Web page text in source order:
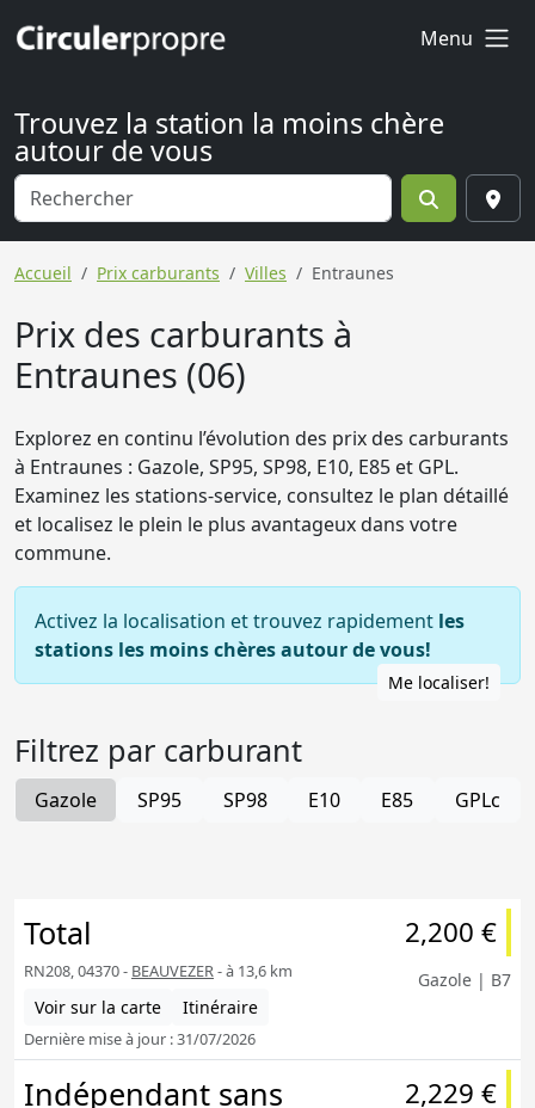
Menu
Trouvez la station la moins chère
autour de vous
Accueil Prix carburants Villes Entraunes
Prix des carburants à
Entraunes (06)
Explorez en continu l’évolution des prix des carburants
à Entraunes : Gazole, SP95, SP98, E10, E85 et GPL.
Examinez les stations-service, consultez le plan détaillé
et localisez le plein le plus avantageux dans votre
commune.
Activez la localisation et trouvez rapidement les
stations les moins chères autour de vous!
Me localiser!
Filtrez par carburant
Gazole SP95 SP98 E10 E85 GPLc
Total
RN208, 04370 - BEAUVEZER- à 13,6 km
Voir sur la carte Itinéraire
Dernière mise à jour : 31/07/2026
2,200 €
Gazole | B7
Indépendant sans
2,229 €